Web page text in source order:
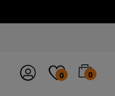
0 0